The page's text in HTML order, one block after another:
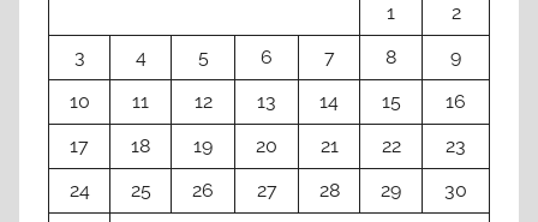
1
2
3
4 5 6 7 8
9
10
11 12 13 14 15
16
17
18 19 20 21 22
23
24
25 26 27 28 29
30